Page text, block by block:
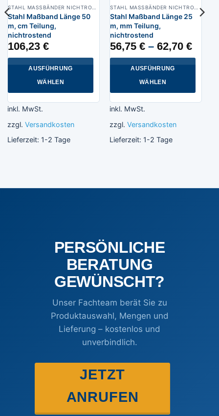
Stahl Maßband Länge 50
m, cm Teilung,
nichtrostend
106,23 €
AUSFÜHRUNG
WÄHLEN
Produkt
mehrere
Varianten
auf
inkl. MwSt.
zzgl. Versandkosten
Lieferzeit: 1-2 Tage
Stahl Maßband Länge 25
m, mm Teilung,
nichtrostend
56,75 €– 62,70 €
AUSFÜHRUNG
WÄHLEN
Produkt
mehrere
Varianten
auf
inkl. MwSt.
zzgl. Versandkosten
Lieferzeit: 1-2 Tage
PERSÖNLICHE
BERATUNG
GEWÜNSCHT?
Unser Fachteam berät Sie zu
Produktauswahl, Mengen und
Lieferung – kostenlos und
unverbindlich.
JETZT
ANRUFEN